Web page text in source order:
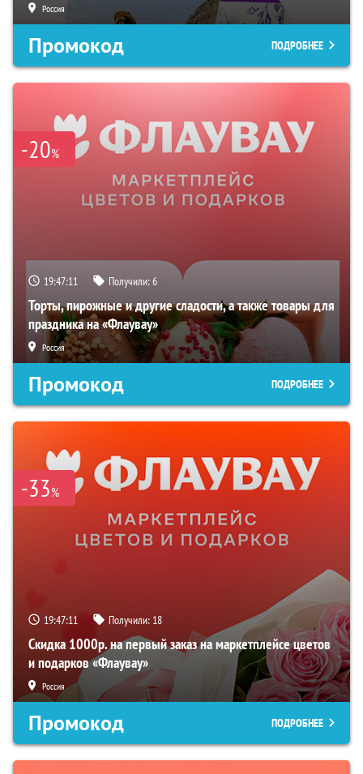
Россия
Промокод ПОДРОБНЕЕ
-20%
19:47:10 Получили:6
Торты, пирожные и другие сладости, а также товары для
праздника на «Флаувау»
Россия
Промокод ПОДРОБНЕЕ
-33%
19:47:10 Получили: 18
Скидка 1000р. на первый заказ на маркетплейсе цветов
и подарков «Флаувау»
Россия
Промокод ПОДРОБНЕЕ